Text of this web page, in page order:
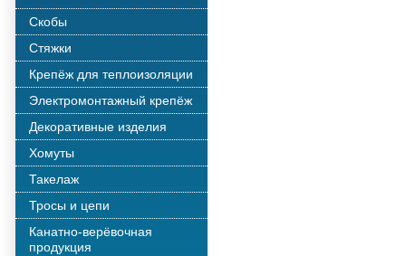
Скобы
Стяжки
Крепёж для теплоизоляции
Электромонтажный крепёж
Декоративные изделия
Хомуты
Такелаж
Тросы и цепи
Канатно-верёвочная
продукция